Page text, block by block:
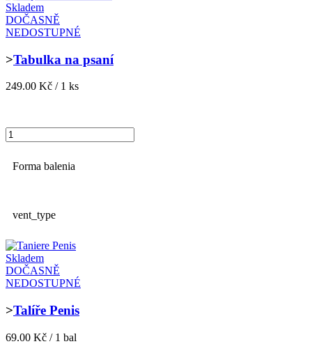
Skladem
DOČASNĚ
NEDOSTUPNÉ
>Tabulka na psaní
249.00 Kč / 1 ks
Forma balenia
vent_type
Skladem
DOČASNĚ
NEDOSTUPNÉ
>Talíře Penis
69.00 Kč / 1 bal